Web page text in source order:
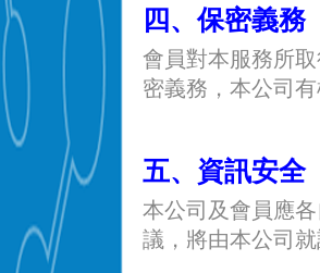
四、保密義務
會員對本服務所
密義務，本公司
五、資訊安全
本公司及會員應
議，將由本公司